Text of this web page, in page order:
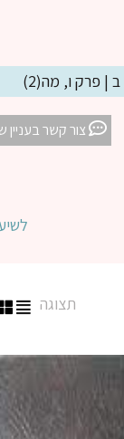
| פרק ו, מה(2)
צור קשר בעניין
תצוגה